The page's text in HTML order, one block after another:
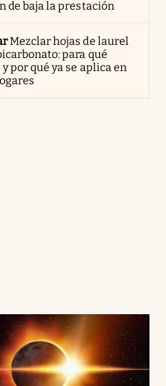
de baja la prestación
Mezclar hojas de laurel
para qué
por qué ya se aplica en